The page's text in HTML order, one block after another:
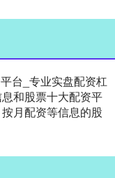
台_专业实盘配资杠
和股票十大配资平
月配资等信息的股